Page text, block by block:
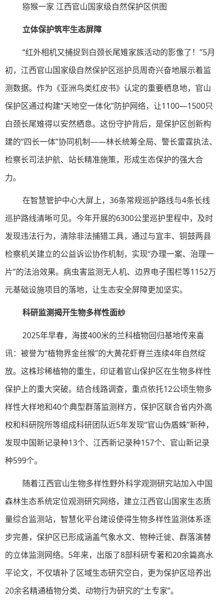
猕猴一家 江西官山国家级自然保护区供图
立体保护筑牢生态屏障
“红外相机又捕捉到白颈长尾雉家族活动的影像了！”5月
初，江西官山国家级自然保护区巡护员周奇兴奋地展示着监
测数据。作为《亚洲鸟类红皮书》认定的重要栖息地，官山
保护区通过构建“天地空一体化”防护网络，让1100—1500只
白颈长尾雉得以安然栖息。这份守护背后，是保护区创新构
建的“四长一体”协同机制——林长统筹全局、警长雷霆执法、
检察长司法护航、站长精准施策，形成生态保护的强大合
力。
在智慧管护中心大屏上，36条常规巡护路线与4条长线
巡护路线清晰可见。今年开展的6300公里巡护里程中，及时
发现违法行为，清除非法捕猎工具，通过与宜丰、铜鼓两县
检察机关建立的公益诉讼协作机制，实现“办理一案、治理一
片”的法治效果。病虫害监测无人机、边界电子围栏等1152万
元基础设施项目的落地，让生态安全屏障更加坚实。
科研监测揭开生物多样性面纱
2025年早春，海拔400米的兰科植物回归基地传来喜
讯：被誉为“植物界金丝猴”的大黄花虾脊兰连续4年自然绽
放。这株珍稀植物的重生，印证着官山保护区在生物多样性
保护上的重大突破。结合线路调查，重点依托12公顷生物多
样性大样地和40个典型群落监测样方，保护区联合省内外高
校和科研院所等组成科研团队近5年发现“官山伪盾蛛”新种，
发现中国新记录种13个、江西新记录种157个、官山新记录
种599个。
随着江西官山生物多样性野外科学观测研究站加入中国
森林生态系统定位观测研究网络，建立江西官山国家生态质
量综合监测站，智慧化平台建设使得生物多样性监测体系逐
步完善，保护区已形成涵盖气象水文、物种迁徙、群落演替
的立体监测网络。5年来，出版了8部科研专著和20余篇高水
平论文，不仅填补了区域生态研究空白，更为保护区培养出
20余名精通植物分类、动物行为研究的“土专家”。